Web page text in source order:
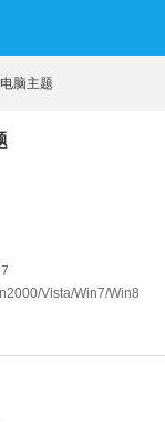
脑主题
Vista/Win7/Win8